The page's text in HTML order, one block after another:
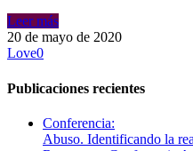
Leer más
20 de mayo de 2020
Love0
Publicaciones recientes
Conferencia:
Abuso. Identificando la